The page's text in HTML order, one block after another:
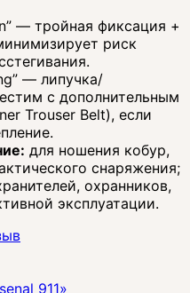
— тройная фиксация +
риск
— липучка/
с дополнительным
Trouser Belt), если
для ношения кобур,
снаряжения;
охранников,
эксплуатации.